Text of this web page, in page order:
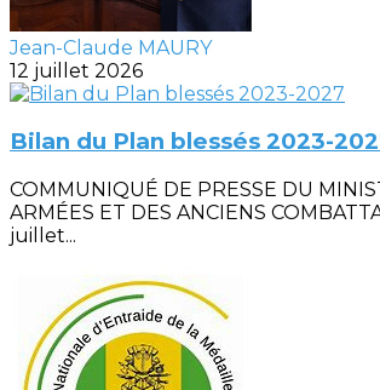
Jean-Claude MAURY
12 juillet 2026
Bilan du Plan blessés 2023-
COMMUNIQUÉ DE PRESSE DU
ARMÉES ET DES ANCIENS
juillet...